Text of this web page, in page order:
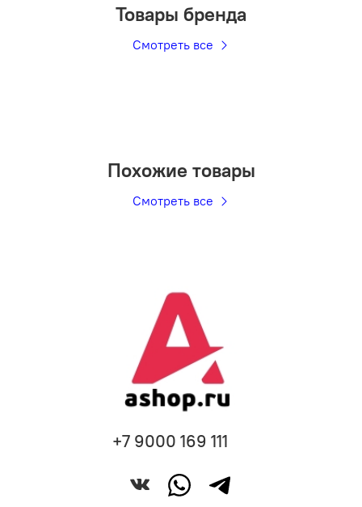
Товары бренда
Смотреть все
Похожие товары
Смотреть все
+7 9000 169 111